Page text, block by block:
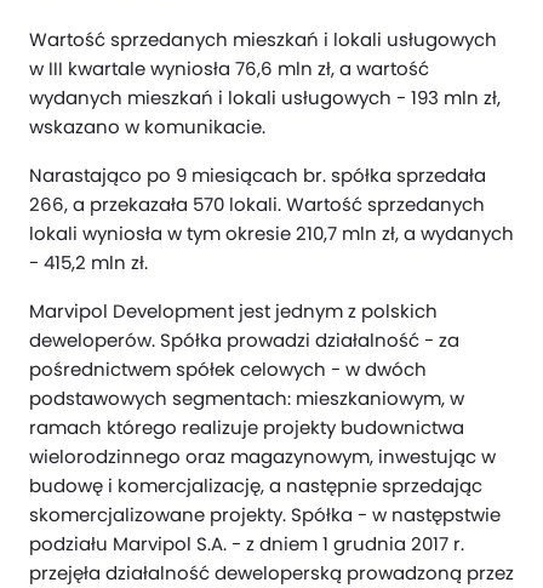
Wartość sprzedanych mieszkań i lokali usługowych
w III kwartale wyniosła 76,6 mln zł, a wartość
wydanych mieszkań i lokali usługowych - 193 mln zł,
wskazano w komunikacie.
Narastająco po 9 miesiącach br. spółka sprzedała
266, a przekazała 570 lokali. Wartość sprzedanych
lokali wyniosła w tym okresie 210,7 mln zł, a wydanych
- 415,2 mln zł.
Marvipol Development jest jednym z polskich
deweloperów. Spółka prowadzi działalność - za
pośrednictwem spółek celowych - w dwóch
podstawowych segmentach: mieszkaniowym, w
ramach którego realizuje projekty budownictwa
wielorodzinnego oraz magazynowym, inwestując w
budowę i komercjalizację, a następnie sprzedając
skomercjalizowane projekty. Spółka - w następstwie
podziału Marvipol S.A. - z dniem 1 grudnia 2017 r.
przejęła działalność deweloperską prowadzoną przez